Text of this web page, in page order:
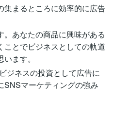
集まるところに効率的に広告
あなたの商品に興味がある
とでビジネスとしての軌道
ます。
ジネスの投資として広告に
SNSマーケティングの強み